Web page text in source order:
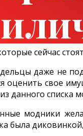
даже не
оценить свое
данного списка
модники
была